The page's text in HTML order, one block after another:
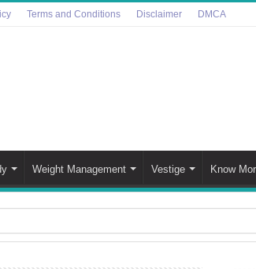
Terms and Conditions Disclaimer DMCA
Weight Management Vestige Know